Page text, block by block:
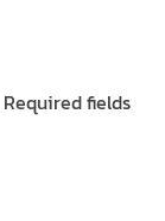
Required fields